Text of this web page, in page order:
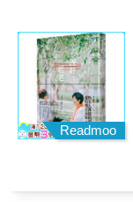
Readmoo